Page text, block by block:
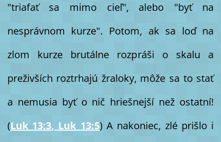
"triafať sa mimo cieľ", alebo "byť na
nesprávnom kurze". Potom, ak sa loď na
zlom kurze brutálne rozpráši o skalu a
preživších roztrhajú žraloky, môže sa to stať
a nemusia byť o nič hriešnejší než ostatní!
(Luk 13:3, Luk 13:5) A nakoniec, zlé prišlo i